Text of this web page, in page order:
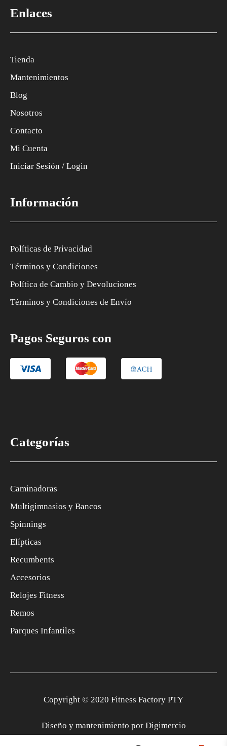
Enlaces
Tienda
Mantenimientos
Blog
Nosotros
Contacto
Mi Cuenta
Iniciar Sesión / Login
Información
Políticas de Privacidad
Términos y Condiciones
Política de Cambio y Devoluciones
Términos y Condiciones de Envío
Pagos Seguros con
Categorías
Caminadoras
Multigimnasios y Bancos
Spinnings
Elípticas
Recumbents
Accesorios
Relojes Fitness
Remos
Parques Infantiles
Copyright © 2020 Fitness Factory PTY
Diseño y mantenimiento por Digimercio